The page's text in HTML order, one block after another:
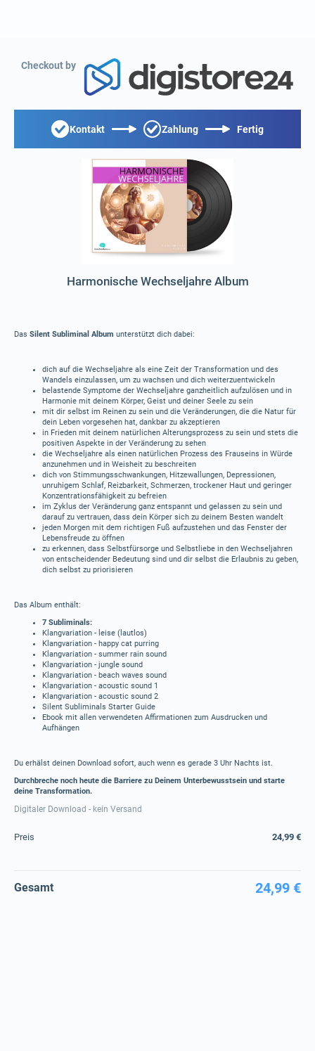
Checkout by
Kontakt Zahlung Fertig
Harmonische Wechseljahre Album
Das Silent Subliminal Album unterstützt dich dabei:
dich auf die Wechseljahre als eine Zeit der Transformation und des
Wandels einzulassen, um zu wachsen und dich weiterzuentwickeln
belastende Symptome der Wechseljahre ganzheitlich aufzulösen und in
Harmonie mit deinem Körper, Geist und deiner Seele zu sein
mit dir selbst im Reinen zu sein und die Veränderungen, die die Natur für
dein Leben vorgesehen hat, dankbar zu akzeptieren
in Frieden mit deinem natürlichen Alterungsprozess zu sein und stets die
positiven Aspekte in der Veränderung zu sehen
die Wechseljahre als einen natürlichen Prozess des Frauseins in Würde
anzunehmen und in Weisheit zu beschreiten
dich von Stimmungsschwankungen, Hitzewallungen, Depressionen,
unruhigem Schlaf, Reizbarkeit, Schmerzen, trockener Haut und geringer
Konzentrationsfähigkeit zu befreien
im Zyklus der Veränderung ganz entspannt und gelassen zu sein und
darauf zu vertrauen, dass dein Körper sich zu deinem Besten wandelt
jeden Morgen mit dem richtigen Fuß aufzustehen und das Fenster der
Lebensfreude zu öffnen
zu erkennen, dass Selbstfürsorge und Selbstliebe in den Wechseljahren
von entscheidender Bedeutung sind und dir selbst die Erlaubnis zu geben,
dich selbst zu priorisieren
Das Album enthält:
7 Subliminals:
Klangvariation - leise (lautlos)
Klangvariation - happy cat purring
Klangvariation - summer rain sound
Klangvariation - jungle sound
Klangvariation - beach waves sound
Klangvariation - acoustic sound 1
Klangvariation - acoustic sound 2
Silent Subliminals Starter Guide
Ebook mit allen verwendeten Affirmationen zum Ausdrucken und
Aufhängen
Du erhälst deinen Download sofort, auch wenn es gerade 3 Uhr Nachts ist.
Durchbreche noch heute die Barriere zu Deinem Unterbewusstsein und starte
deine Transformation.
Digitaler Download - kein Versand
Preis 24,99 €
Gesamt 24,99 €